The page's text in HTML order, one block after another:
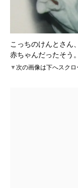
こっちのけんとさん
赤ちゃんだったそう。
▼次の画像は下へスク